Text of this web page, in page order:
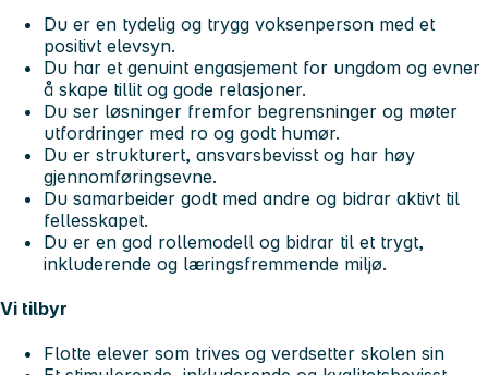
Du er en tydelig og trygg voksenperson med et
positivt elevsyn.
Du har et genuint engasjement for ungdom og evner
å skape tillit og gode relasjoner.
Du ser løsninger fremfor begrensninger og møter
utfordringer med ro og godt humør.
Du er strukturert, ansvarsbevisst og har høy
gjennomføringsevne.
Du samarbeider godt med andre og bidrar aktivt til
fellesskapet.
Du er en god rollemodell og bidrar til et trygt,
inkluderende og læringsfremmende miljø.
Vi tilbyr
Flotte elever som trives og verdsetter skolen sin